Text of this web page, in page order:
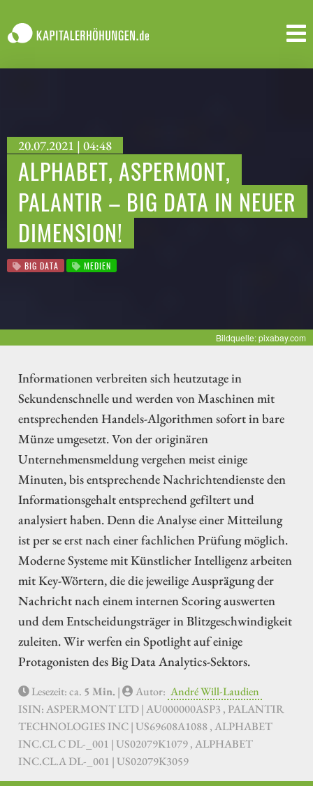
20.07.2021 | 04:48
ALPHABET, ASPERMONT,
PALANTIR – BIG DATA IN NEUER
DIMENSION!
BIG DATA MEDIEN
Bildquelle: pixabay.com
Informationen verbreiten sich heutzutage in
Sekundenschnelle und werden von Maschinen mit
entsprechenden Handels-Algorithmen sofort in bare
Münze umgesetzt. Von der originären
Unternehmensmeldung vergehen meist einige
Minuten, bis entsprechende Nachrichtendienste den
Informationsgehalt entsprechend gefiltert und
analysiert haben. Denn die Analyse einer Mitteilung
ist per se erst nach einer fachlichen Prüfung möglich.
Moderne Systeme mit Künstlicher Intelligenz arbeiten
mit Key-Wörtern, die die jeweilige Ausprägung der
Nachricht nach einem internen Scoring auswerten
und dem Entscheidungsträger in Blitzgeschwindigkeit
zuleiten. Wir werfen ein Spotlight auf einige
Protagonisten des Big Data Analytics-Sektors.
Lesezeit: ca. 5 Min. | Autor: André Will-Laudien
ISIN: ASPERMONT LTD | AU000000ASP3 , PALANTIR
TECHNOLOGIES INC | US69608A1088 , ALPHABET
INC.CL C DL-_001 | US02079K1079 , ALPHABET
INC.CL.A DL-_001 | US02079K3059